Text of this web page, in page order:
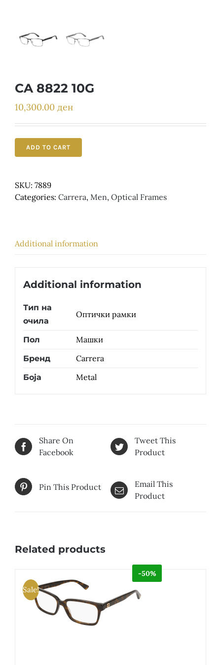
CA 8822 10G
10,300.00 ден
ADD TO CART
SKU: 7889
Categories: Carrera, Men, Optical Frames
Additional information
Additional information
Тип на
очила
Оптички рамки
Пол Машки
Бренд Carrera
Боја Metal
Share On
Facebook
Tweet This
Product
Pin This Product
Email This
Product
Related products
Sale!
-50%